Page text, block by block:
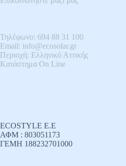
Τηλέφωνο: 694 88 31 100
Email: info@ecosolar.gr
Περιοχή: Ελληνικό Αττικής
Kατάστημα On Line
ECOSTYLE E.E
ΑΦΜ : 803051173
ΓΕΜΗ 188232701000